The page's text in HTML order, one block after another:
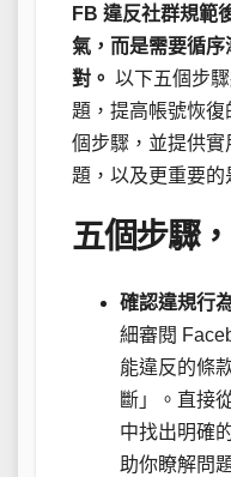
FB 違反社群規範
氣，而是需要循
對。 以下五個步
題，提高帳號恢
個步驟，並提供實
題，以及更重要的
五個步驟
確認違規行
細審閱
能違反的條
斷」。直接
中找出明確
助你瞭解問